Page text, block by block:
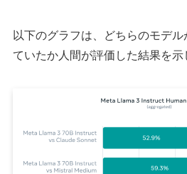
以下のグラフは、どちらのモデ
ていたか人間が評価した結果を示